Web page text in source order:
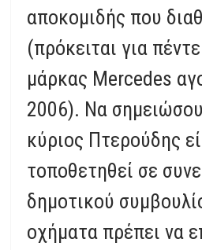
αποκομιδής που
(πρόκειται για
μάρκας Mercedes
2006). Να
κύριος Πτερούδης
τοποθετηθεί σε
δημοτικού
οχήματα πρέπει να